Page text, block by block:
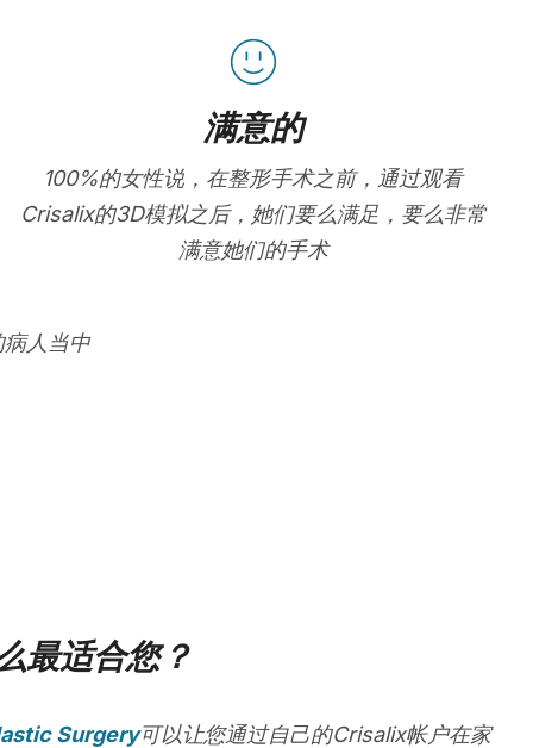
满意的
100%的女性说，在整形手术之前，通过观看
Crisalix的3D模拟之后，她们要么满足，要么非常
满意她们的手术
人当中
最适合您？
Surgery可以让您通过自己的Crisalix帐户在家